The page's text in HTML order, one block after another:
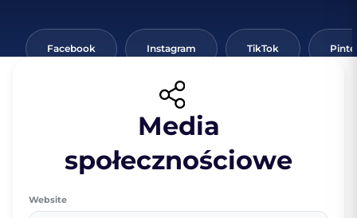
Facebook Instagram TikTok
Media
społecznościowe
Website